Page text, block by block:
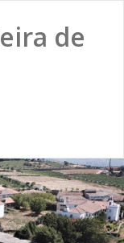
de